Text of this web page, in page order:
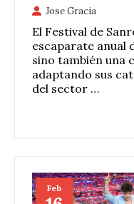
Jose Gracia
El Festival de
escaparate anual
sino también una
adaptando sus
del sector …
Feb